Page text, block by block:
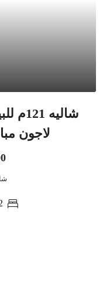
لاجون